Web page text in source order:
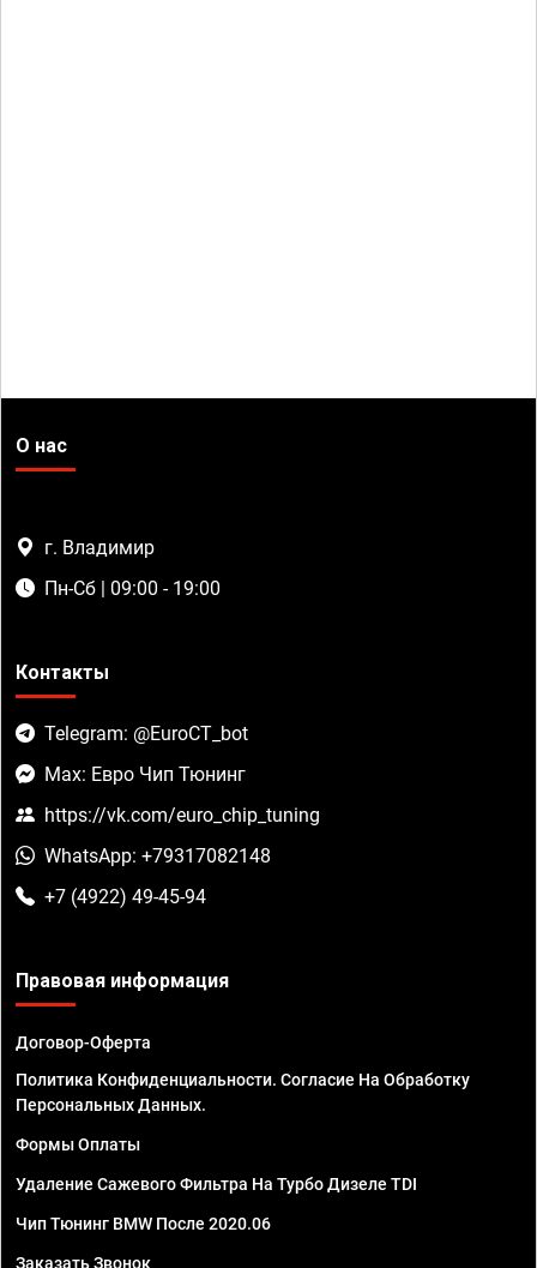
О нас
г. Владимир
Пн-Сб | 09:00 - 19:00
Контакты
Telegram: @EuroCT_bot
Max: Евро Чип Тюнинг
https://vk.com/euro_chip_tuning
WhatsApp: +79317082148
+7 (4922) 49-45-94
Правовая информация
Договор-Оферта
Политика Конфиденциальности. Согласие На Обработку
Персональных Данных.
Формы Оплаты
Удаление Сажевого Фильтра На Турбо Дизеле TDI
Чип Тюнинг BMW После 2020.06
Заказать Звонок